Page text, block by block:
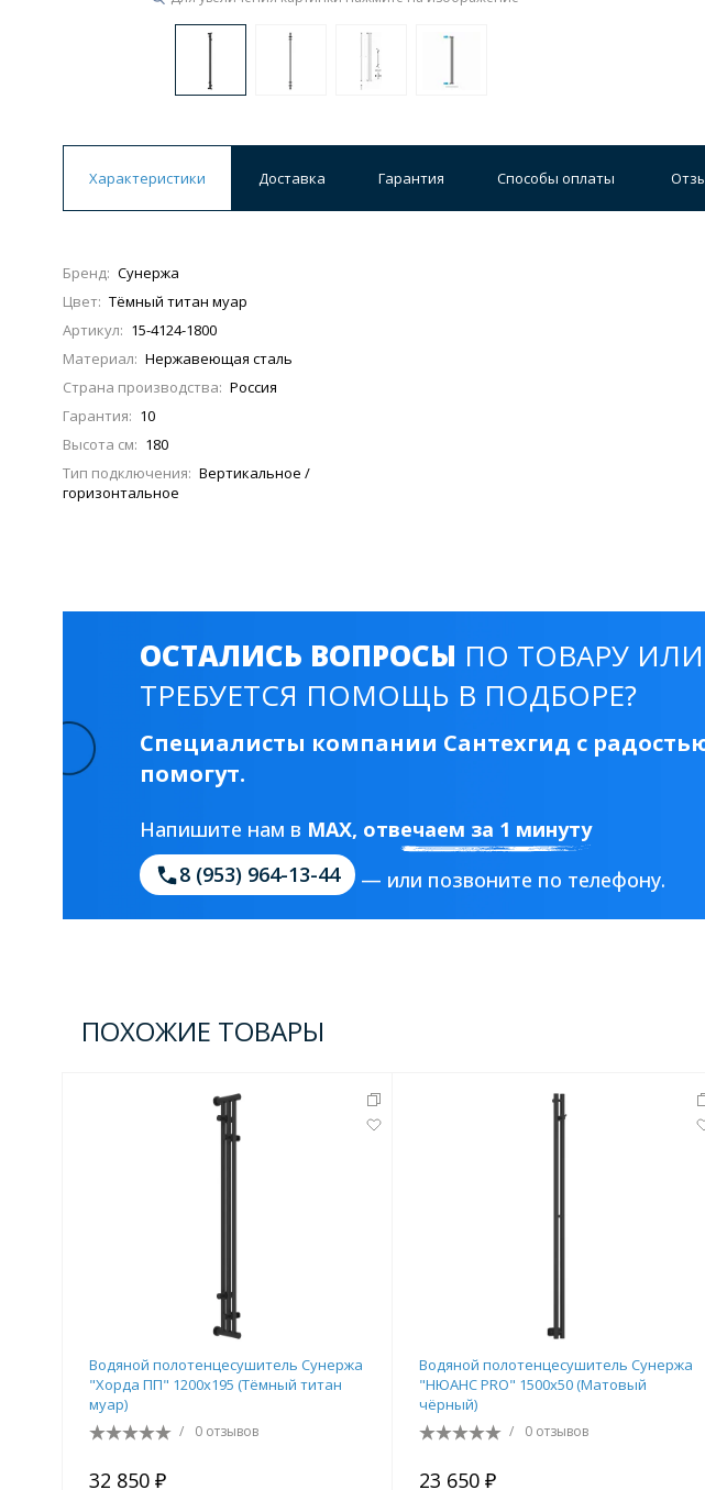
Характеристики Доставка Гарантия Способы оплаты
Бренд: Сунержа
Цвет: Тёмный титан муар
Артикул: 15-4124-1800
Материал: Нержавеющая сталь
Страна производства: Россия
Гарантия: 10
Высота см: 180
Тип подключения: Вертикальное /
горизонтальное
ОСТАЛИСЬ ВОПРОСЫ ПО ТОВАРУ ИЛИ
ТРЕБУЕТСЯ ПОМОЩЬ В ПОДБОРЕ?
Специалисты компании Сантехгид с
помогут.
Напишите нам в MAX, отвечаем за 1 минуту
8 (953) 964-13-44
— или позвоните по телефону.
ПОХОЖИЕ ТОВАРЫ
Водяной полотенцесушитель Сунержа
"Хорда ПП" 1200х195 (Тёмный титан
муар)
/ 0 отзывов
32 850 ₽
Водяной полотенцесушитель Сунержа
"НЮАНС PRO" 1500х50 (Матовый
чёрный)
/ 0 отзывов
23 650 ₽